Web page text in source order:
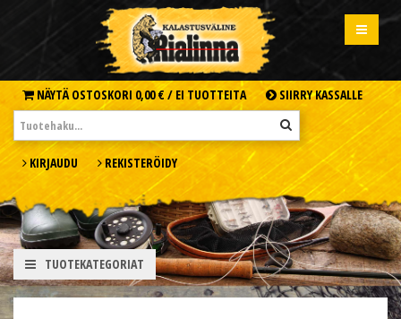
NÄYTÄ OSTOSKORI 0,00 € / EI TUOTTEITA SIIRRY KASSALLE
KIRJAUDU REKISTERÖIDY
TUOTEKATEGORIAT